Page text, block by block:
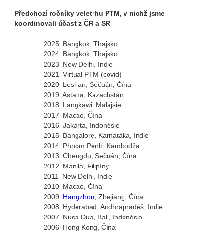
Předchozí ročníky veletrhu PTM, v nichž jsme
koordinovali účast z ČR a SR
2025 Bangkok, Thajsko
2024 Bangkok, Thajsko
2023 New Delhi, Indie
2021 Virtual PTM (covid)
2020 Leshan, Sečuán, Čína
2019 Astana, Kazachstán
2018 Langkawi, Malajsie
2017 Macao, Čína
2016 Jakarta, Indonésie
2015 Bangalore, Karnatáka, Indie
2014 Phnom Penh, Kambodža
2013 Chengdu, Sečuán, Čína
2012 Manila, Filipíny
2011 New Delhi, Indie
2010 Macao, Čína
2009 Hangzhou , Zhejiang, Čína
2008 Hyderabad, Andhrapradéš, Indie
2007 Nusa Dua, Bali, Indonésie
2006 Hong Kong, Čína